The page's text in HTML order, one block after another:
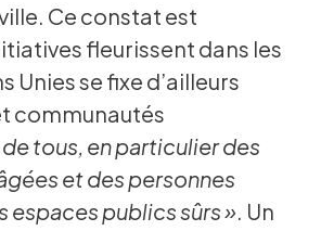
Ce constat est
fleurissent dans les
se fixe d’ailleurs
communautés
tous, en particulier des
et des personnes
espaces publics sûrs ». Un